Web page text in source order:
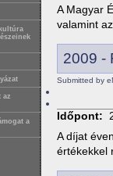
az
a
A Magyar
valamint
2009 -
Submitted by
Időpont:
A díjat
értékekkel